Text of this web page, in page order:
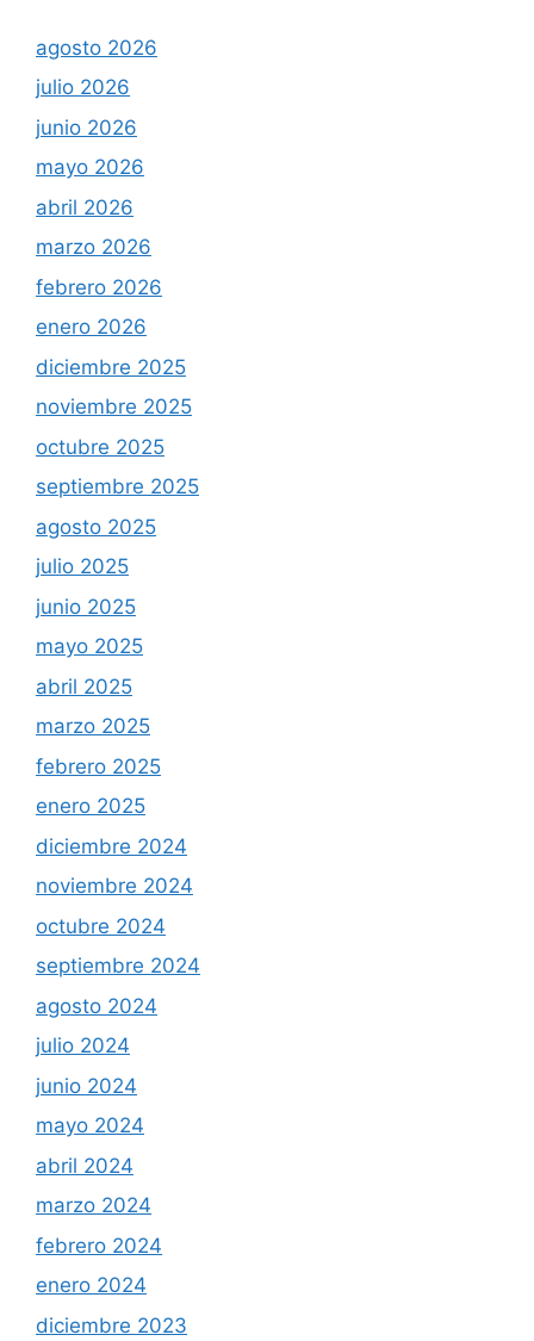
agosto 2026
julio 2026
junio 2026
mayo 2026
abril 2026
marzo 2026
febrero 2026
enero 2026
diciembre 2025
noviembre 2025
octubre 2025
septiembre 2025
agosto 2025
julio 2025
junio 2025
mayo 2025
abril 2025
marzo 2025
febrero 2025
enero 2025
diciembre 2024
noviembre 2024
octubre 2024
septiembre 2024
agosto 2024
julio 2024
junio 2024
mayo 2024
abril 2024
marzo 2024
febrero 2024
enero 2024
diciembre 2023